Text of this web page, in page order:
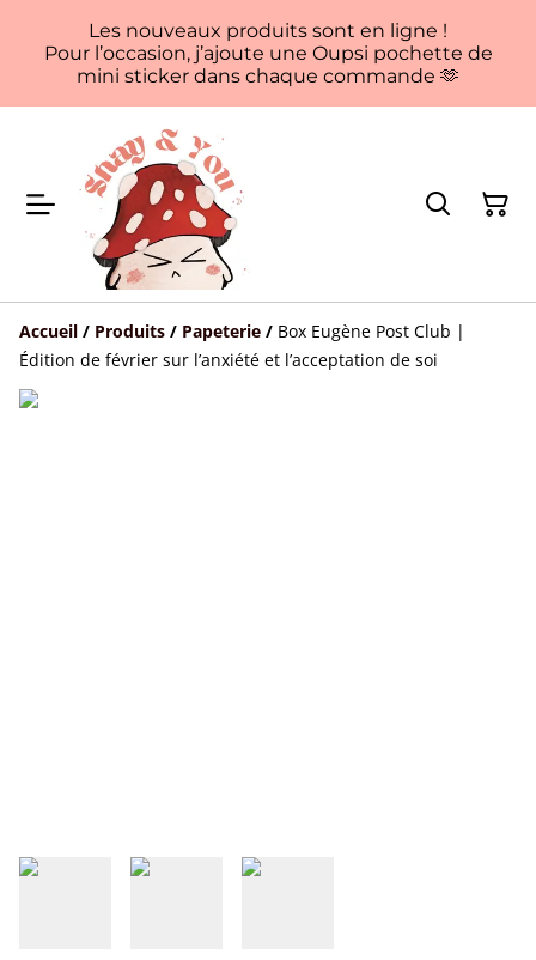
Les nouveaux produits sont en ligne !
Pour l’occasion, j’ajoute une Oupsi pochette de
mini sticker dans chaque commande 🫶
Accueil / Produits / Papeterie / Box Eugène Post Club |
Édition de février sur l’anxiété et l’acceptation de soi